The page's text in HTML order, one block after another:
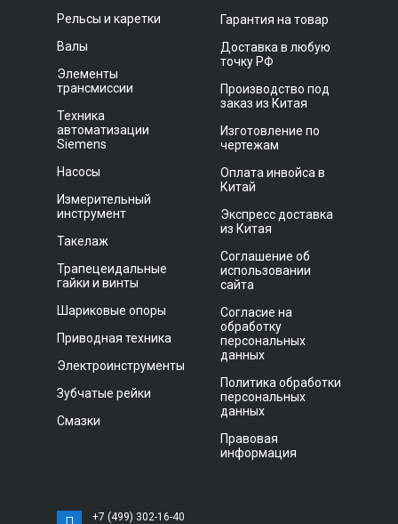
Рельсы и каретки
Валы
Элементы
трансмиссии
Техника
автоматизации
Siemens
Насосы
Измерительный
инструмент
Такелаж
Трапецеидальные
гайки и винты
Шариковые опоры
Приводная техника
Электроинструменты
Зубчатые рейки
Смазки
Гарантия на товар
Доставка в любую
точку РФ
Производство под
заказ из Китая
Изготовление по
чертежам
Оплата инвойса в
Китай
Экспресс доставка
из Китая
Соглашение об
использовании
сайта
Согласие на
обработку
персональных
данных
Политика обработки
персональных
данных
Правовая
информация
+7 (499) 302-16-40